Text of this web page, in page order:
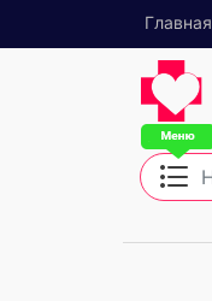
Главная